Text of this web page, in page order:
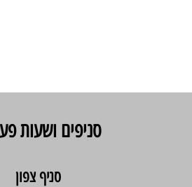
סניפים ושעות
סניף צפון